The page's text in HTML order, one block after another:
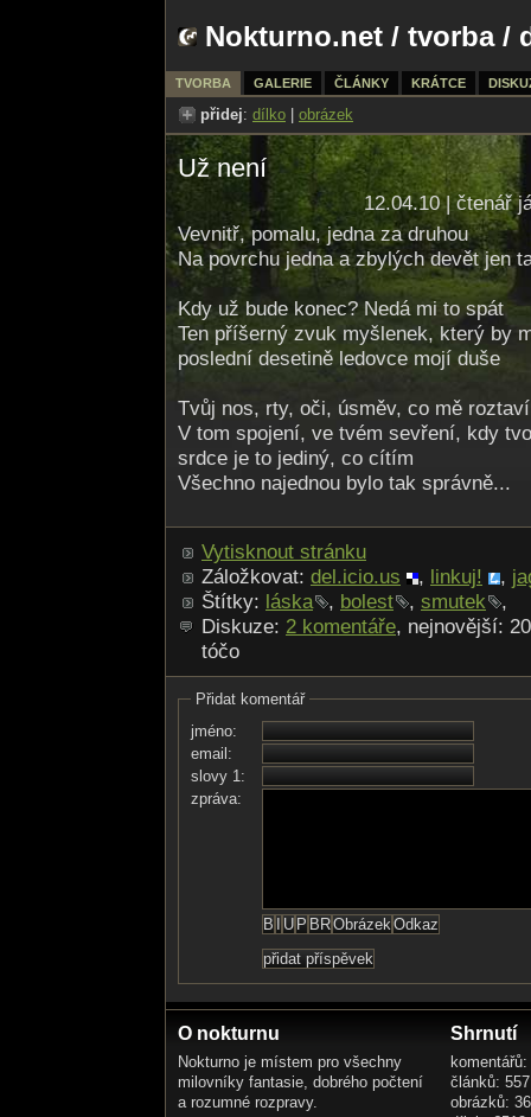
Nokturno.net / tvorba/
TVORBA GALERIE ČLÁNKY KRÁTCE
přidej: dílko obrázek
Už není
12.04.10 | čtenář
Vevnitř, pomalu, jedna za druhou
Na povrchu jedna a zbylých devět jen
Kdy už bude konec? Nedá mi to spát
Ten příšerný zvuk myšlenek, který by
poslední desetině ledovce mojí duše
Tvůj nos, rty, oči, úsměv, co mě roztaví
V tom spojení, ve tvém sevření, kdy
srdce je to jediný, co cítím
Všechno najednou bylo tak správně...
Vytisknout stránku
Záložkovat: del.icio.us , linkuj! ,
Štítky: láska , bolest , smutek
,
Diskuze: 2 komentáře, nejnovější:
tóčo
Přidat komentář
jméno:
email:
slovy 1:
zpráva:
O nokturnu
Nokturno je místem pro všechny
milovníky fantasie, dobrého počtení
a rozumné rozpravy.
Shrnutí
článků: 557
obrázků: